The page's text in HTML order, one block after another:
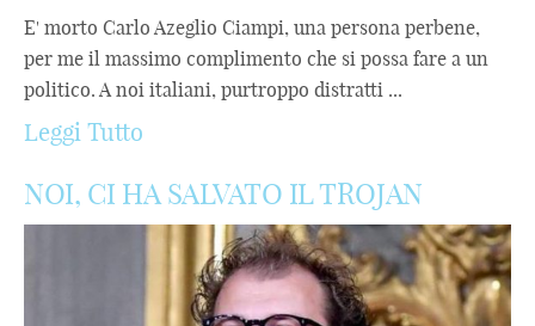
E' morto Carlo Azeglio Ciampi, una persona perbene,
per me il massimo complimento che si possa fare a un
politico. A noi italiani, purtroppo distratti ...
Leggi Tutto
NOI, CI HA SALVATO IL TROJAN